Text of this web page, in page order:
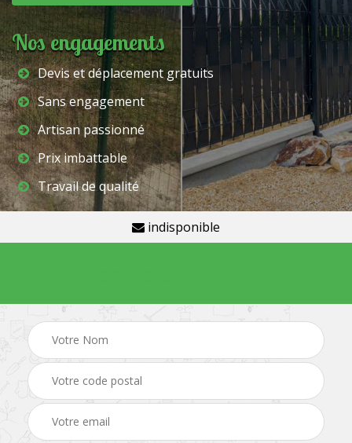
Nos engagements
Devis et déplacement gratuits
Sans engagement
Artisan passionné
Prix imbattable
Travail de qualité
indisponible